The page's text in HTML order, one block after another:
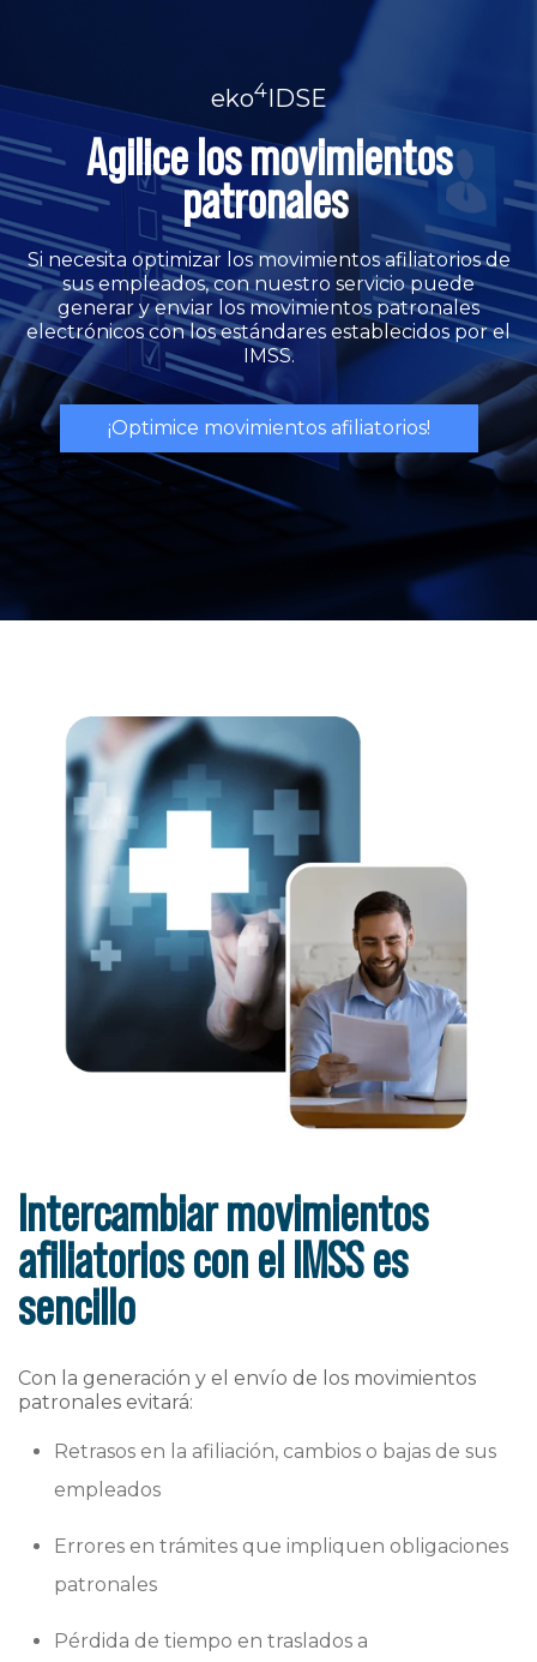
eko4IDSE
Agilice los movimientos
patronales
Si necesita optimizar los movimientos afiliatorios de
sus empleados, con nuestro servicio puede
generar y enviar los movimientos patronales
electrónicos con los estándares establecidos por el
IMSS.
¡Optimice movimientos afiliatorios!
Intercambiar movimientos
afiliatorios con el IMSS es
sencillo
Con la generación y el envío de los movimientos
patronales evitará:
Retrasos en la afiliación, cambios o bajas de sus
empleados
Errores en trámites que impliquen obligaciones
patronales
Pérdida de tiempo en traslados a